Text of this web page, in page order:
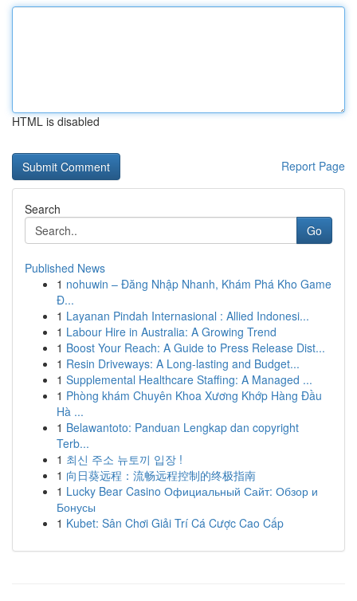
HTML is disabled
Report Page
Search
Go
Published News
1 nohuwin – Đăng Nhập Nhanh, Khám Phá Kho Game
Đ...
1 Layanan Pindah Internasional : Allied Indonesi...
1 Labour Hire in Australia: A Growing Trend
1 Boost Your Reach: A Guide to Press Release Dist...
1 Resin Driveways: A Long-lasting and Budget...
1 Supplemental Healthcare Staffing: A Managed ...
1 Phòng khám Chuyên Khoa Xương Khớp Hàng Đầu
Hà ...
1 Belawantoto: Panduan Lengkap dan copyright
Terb...
1 최신 주소 뉴토끼 입장 !
1 向日葵远程：流畅远程控制的终极指南
1 Lucky Bear Casino Официальный Сайт: Обзор и
Бонусы
1 Kubet: Sân Chơi Giải Trí Cá Cược Cao Cấp